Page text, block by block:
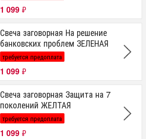
1 099 ₽
Свеча заговорная На решение
банковских проблем ЗЕЛЕНАЯ
требуется предоплата
1 099 ₽
Свеча заговорная Защита на 7
поколений ЖЕЛТАЯ
требуется предоплата
1 099 ₽